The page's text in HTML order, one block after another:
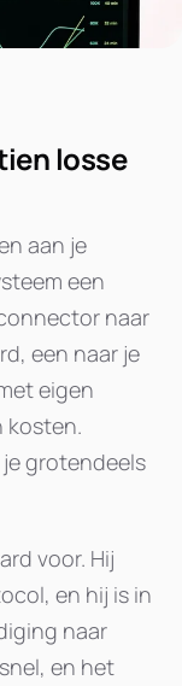
losse
aan je
een
naar
een naar je
eigen
kosten.
grotendeels
voor. Hij
en hij is in
naar
en het